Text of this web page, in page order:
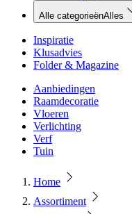
Alle categorieënAlles
Inspiratie
Klusadvies
Folder & Magazine
Aanbiedingen
Raamdecoratie
Vloeren
Verlichting
Verf
Tuin
Home
Assortiment